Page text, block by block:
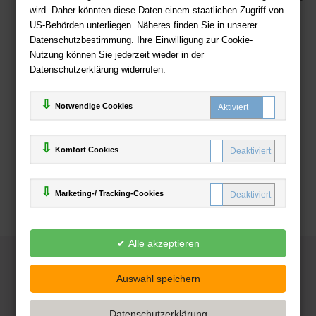
wird. Daher könnten diese Daten einem staatlichen Zugriff von
US-Behörden unterliegen. Näheres finden Sie in unserer
Datenschutzbestimmung. Ihre Einwilligung zur Cookie-
Nutzung können Sie jederzeit wieder in der
Datenschutzerklärung widerrufen.
Notwendige Cookies
Komfort Cookies
Marketing-/ Tracking-Cookies
Zahlweisen
Deutsche-Buchhandlung.de
www.deutsche-buchhandlung.de ist ein Angebot der
Handelsgesellschaft mbH
Powered by Inooga